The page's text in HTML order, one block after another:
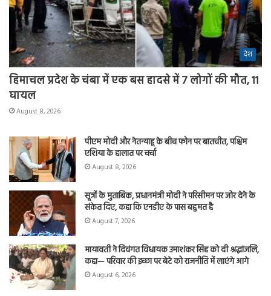
देश
हिमाचल प्रदेश के चंबा में एक बस हादसे में 7 लोगों की मौत, 11
घायल
August 8, 2026
पीएम मोदी और नेतन्याहू के बीच फोन पर बातचीत, पश्चिम
एशिया के हालात पर चर्चा
August 8, 2026
सूत्रों के मुताबिक, प्रधानमंत्री मोदी ने परिसीमन पर जोर देने के
संकेत दिए, कहा कि एनडीए के पास बहुमत है
August 7, 2026
मायावती ने दिवंगत विधायक उमाशंकर सिंह को दी श्रद्धांजलि,
कहा— परिवार की इच्छा पर बेटे को राजनीति में लाएंगे आगे
August 6, 2026